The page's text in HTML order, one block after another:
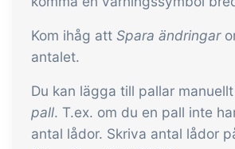
Kom ihåg att Spara ändringar
antalet.
Du kan lägga till pallar
pall. T.ex. om du en pall inte
antal lådor. Skriva antal lådor